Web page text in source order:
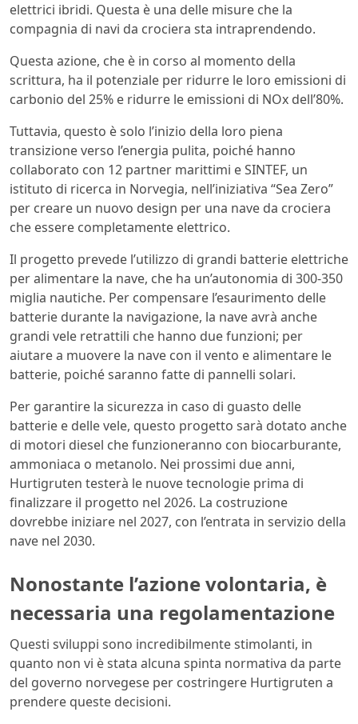
elettrici ibridi. Questa è una delle misure che la
compagnia di navi da crociera sta intraprendendo.
Questa azione, che è in corso al momento della
scrittura, ha il potenziale per ridurre le loro emissioni di
carbonio del 25% e ridurre le emissioni di NOx dell’80%.
Tuttavia, questo è solo l’inizio della loro piena
transizione verso l’energia pulita, poiché hanno
collaborato con 12 partner marittimi e SINTEF, un
istituto di ricerca in Norvegia, nell’iniziativa “Sea Zero”
per creare un nuovo design per una nave da crociera
che essere completamente elettrico.
Il progetto prevede l’utilizzo di grandi batterie elettriche
per alimentare la nave, che ha un’autonomia di 300-350
miglia nautiche. Per compensare l’esaurimento delle
batterie durante la navigazione, la nave avrà anche
grandi vele retrattili che hanno due funzioni; per
aiutare a muovere la nave con il vento e alimentare le
batterie, poiché saranno fatte di pannelli solari.
Per garantire la sicurezza in caso di guasto delle
batterie e delle vele, questo progetto sarà dotato anche
di motori diesel che funzioneranno con biocarburante,
ammoniaca o metanolo. Nei prossimi due anni,
Hurtigruten testerà le nuove tecnologie prima di
finalizzare il progetto nel 2026. La costruzione
dovrebbe iniziare nel 2027, con l’entrata in servizio della
nave nel 2030.
Nonostante l’azione volontaria, è
necessaria una regolamentazione
Questi sviluppi sono incredibilmente stimolanti, in
quanto non vi è stata alcuna spinta normativa da parte
del governo norvegese per costringere Hurtigruten a
prendere queste decisioni.